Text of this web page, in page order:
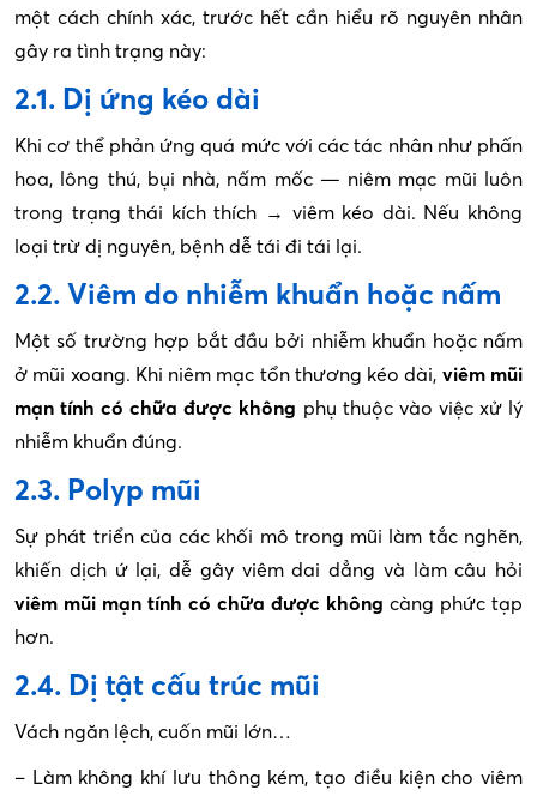
một cách chính xác, trước hết cần hiểu rõ nguyên nhân
gây ra tình trạng này:
2.1. Dị ứng kéo dài
Khi cơ thể phản ứng quá mức với các tác nhân như phấn
hoa, lông thú, bụi nhà, nấm mốc — niêm mạc mũi luôn
trong trạng thái kích thích → viêm kéo dài. Nếu không
loại trừ dị nguyên, bệnh dễ tái đi tái lại.
2.2. Viêm do nhiễm khuẩn hoặc nấm
Một số trường hợp bắt đầu bởi nhiễm khuẩn hoặc nấm
ở mũi xoang. Khi niêm mạc tổn thương kéo dài, viêm mũi
mạn tính có chữa được không phụ thuộc vào việc xử lý
nhiễm khuẩn đúng.
2.3. Polyp mũi
Sự phát triển của các khối mô trong mũi làm tắc nghẽn,
khiến dịch ứ lại, dễ gây viêm dai dẳng và làm câu hỏi
viêm mũi mạn tính có chữa được không càng phức tạp
hơn.
2.4. Dị tật cấu trúc mũi
Vách ngăn lệch, cuốn mũi lớn…
– Làm không khí lưu thông kém, tạo điều kiện cho viêm